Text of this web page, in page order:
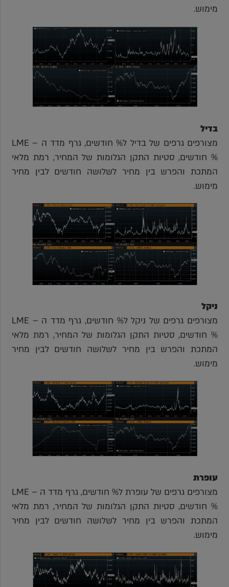
מימוש.
בדיל
מצורפים גרפים של בדיל ל% חודשים, גרף מדד ה – LME
% חודשים, סטיות התקן הגלומות של המחיר, רמת מלאי
המתכת והפרש בין מחיר לשלושה חודשים לבין מחיר
מימוש.
ניקל
מצורפים גרפים של ניקל ל% חודשים, גרף מדד ה – LME
% חודשים, סטיות התקן הגלומות של המחיר, רמת מלאי
המתכת והפרש בין מחיר לשלושה חודשים לבין מחיר
מימוש.
עופרת
מצורפים גרפים של עופרת ל% חודשים, גרף מדד ה – LME
% חודשים, סטיות התקן הגלומות של המחיר, רמת מלאי
המתכת והפרש בין מחיר לשלושה חודשים לבין מחיר
מימוש.